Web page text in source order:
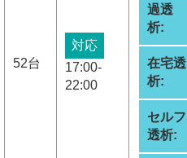
52台
対応
17:00-
22:00
過透
析:
在宅透
析:
セルフ
透析: